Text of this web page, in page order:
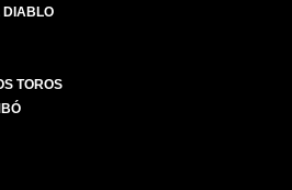
DIABLO
TOROS